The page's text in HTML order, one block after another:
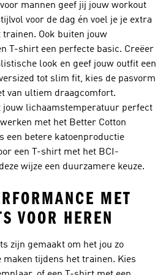
mannen geef jij jouw workout
voor de dag én voel je je extra
Ook buiten jouw
T-shirt een perfecte basic. Creëer
look en geef jouw outfit een
tot slim fit, kies de pasvorm
van ultiem draagcomfort.
jouw lichaamstemperatuur perfect
met het Better Cotton
een betere katoenproductie
een T-shirt met het BCI-
wijze een duurzamere keuze.
MET
VOOR HEREN
zijn gemaakt om het jou zo
tijdens het trainen. Kies